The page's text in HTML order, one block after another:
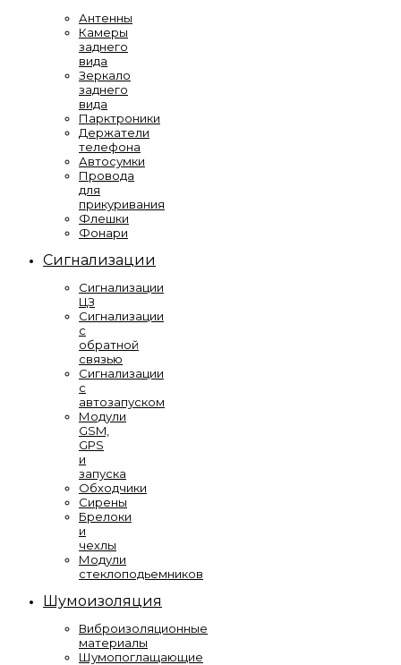
Антенны
Камеры
заднего
вида
Зеркало
заднего
вида
Парктроники
Держатели
телефона
Автосумки
Провода
для
прикуривания
Флешки
Фонари
Сигнализации
Сигнализации
ЦЗ
Сигнализации
с
обратной
связью
Сигнализации
с
автозапуском
Модули
GSM,
GPS
и
запуска
Обходчики
Сирены
Брелоки
и
чехлы
Модули
стеклоподьемников
Шумоизоляция
Виброизоляционные
материалы
Шумопоглащающие